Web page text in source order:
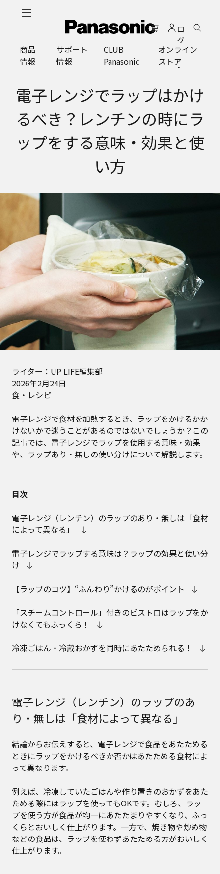
ロ
グ
イ
ン
商品
情報
サポート
情報
CLUB
Panasonic
オンライン
ストア
電子レンジでラップはかけ
るべき？レンチンの時にラ
ップをする意味・効果と使
い方
ライター：UP LIFE編集部
2026年2月24日
食・レシピ
電子レンジで食材を加熱するとき、ラップをかけるかか
けないかで迷うことがあるのではないでしょうか？この
記事では、電子レンジでラップを使用する意味・効果
や、ラップあり・無しの使い分けについて解説します。
目次
電子レンジ（レンチン）のラップのあり・無しは「食材
によって異なる」
電子レンジでラップする意味は？ラップの効果と使い分
け
【ラップのコツ】“ふんわり”かけるのがポイント
「スチームコントロール」付きのビストロはラップをか
けなくてもふっくら！
冷凍ごはん・冷蔵おかずを同時にあたためられる！
電子レンジ（レンチン）のラップのあ
り・無しは「食材によって異なる」
結論からお伝えすると、電子レンジで食品をあたためる
ときにラップをかけるべきか否かはあたためる食材によ
って異なります。
例えば、冷凍していたごはんや作り置きのおかずをあた
ためる際にはラップを使ってもOKです。むしろ、ラッ
プを使う方が食品が均一にあたたまりやすくなり、ふっ
くらとおいしく仕上がります。一方で、焼き物や炒め物
などの食品は、ラップを使わずあたためる方がおいしく
仕上がります。